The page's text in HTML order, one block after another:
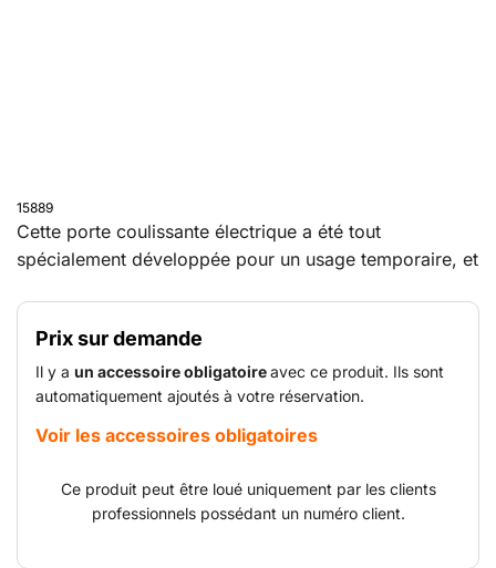
15889
Cette porte coulissante électrique a été tout
spécialement développée pour un usage temporaire, et
isoler et gérer temporairement des passages de
véhicules sur des sites tels que des chantiers, des
événements, des sites de révision et de production,
ainsi que des sites logistiques temporaires. La
commande se fait par une télécommande et/ou un
contrôle d'accès, une caméra qui détecte les plaques
d'immatriculation ou un intercom.
Prix sur demande
Il y a un accessoire obligatoireavec ce produit. Ils sont
automatiquement ajoutés à votre réservation.
Voir les accessoires obligatoires
Ce produit peut être loué uniquement par les clients
professionnels possédant un numéro client.